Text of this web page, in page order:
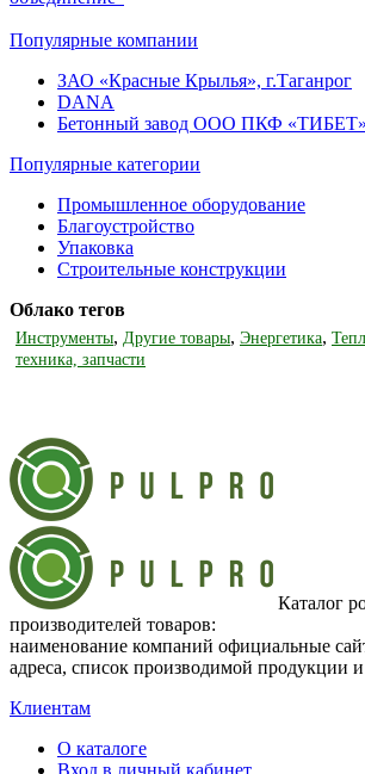
Популярные компании
ЗАО «Красные Крылья», г.Таганрог
DANA
Бетонный завод ООО ПКФ «ТИБЕТ»
Популярные категории
Промышленное оборудование
Благоустройство
Упаковка
Строительные конструкции
Облако тегов
Инструменты, Другие товары, Энергетика,
техника, запчасти
Каталог
производителей товаров:
наименование компаний официальные
адреса, список производимой продукции
Клиентам
О каталоге